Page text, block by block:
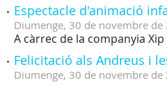
Espectacle d'animació
Diumenge, 30 de novembre de
A càrrec de la companyia Xip
Felicitació als Andreus i
Diumenge, 30 de novembre de